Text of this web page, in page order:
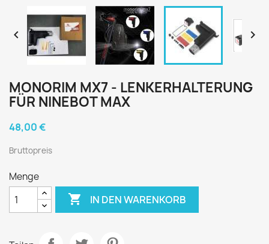
 
MONORIM MX7 - LENKERHALTERUNG
FÜR NINEBOT MAX
48,00 €
Bruttopreis
Menge
 IN DEN WARENKORB